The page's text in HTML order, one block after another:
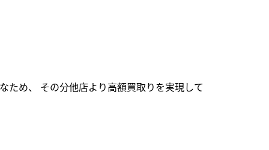
ため、 その分他店より高額買取りを実現して